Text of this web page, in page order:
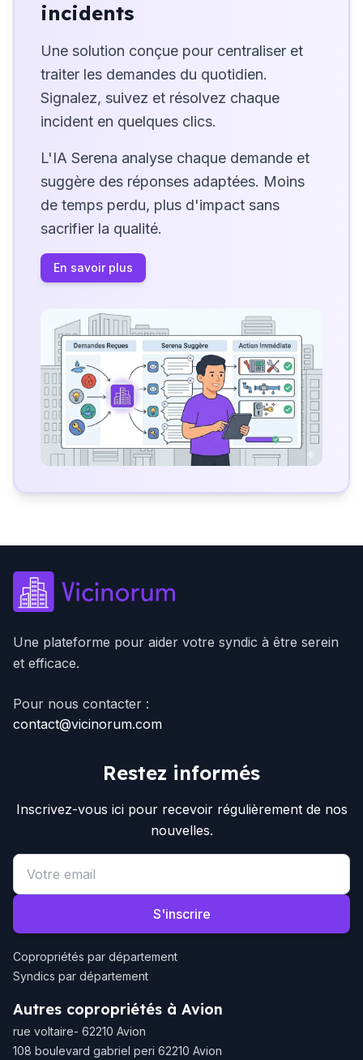
incidents
Une solution conçue pour centraliser et
traiter les demandes du quotidien.
Signalez, suivez et résolvez chaque
incident en quelques clics.
L'IA Serena analyse chaque demande et
suggère des réponses adaptées. Moins
de temps perdu, plus d'impact sans
sacrifier la qualité.
En savoir plus
Une plateforme pour aider votre syndic à être serein
et efficace.
Pour nous contacter :
contact@vicinorum.com
Restez informés
Inscrivez-vous ici pour recevoir régulièrement de nos
nouvelles.
Email address
S'inscrire
Copropriétés par département
Syndics par département
Autres copropriétés à Avion
rue voltaire- 62210 Avion
108 boulevard gabriel peri 62210 Avion